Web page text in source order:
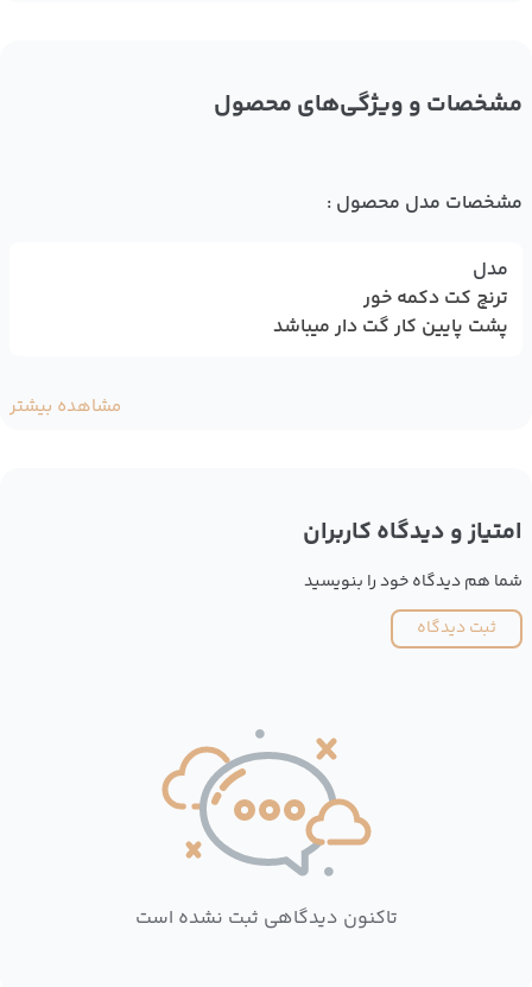
مشخصات و ویژگی‌های محصول
مشخصات مدل محصول :
مدل
ترنچ کت دکمه خور
پشت پایین کار گت دار میباشد
مشاهده بیشتر
امتیاز و دیدگاه کاربران
شما هم دیدگاه خود را بنویسید
ثبت دیدگاه
تاکنون دیدگاهی ثبت نشده است